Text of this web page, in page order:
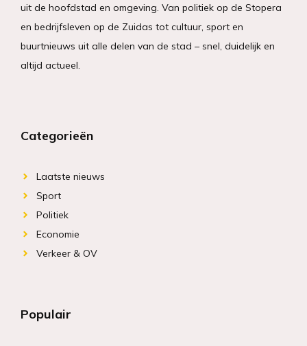
uit de hoofdstad en omgeving. Van politiek op de Stopera
en bedrijfsleven op de Zuidas tot cultuur, sport en
buurtnieuws uit alle delen van de stad – snel, duidelijk en
altijd actueel.
Categorieën
Laatste nieuws
Sport
Politiek
Economie
Verkeer & OV
Populair